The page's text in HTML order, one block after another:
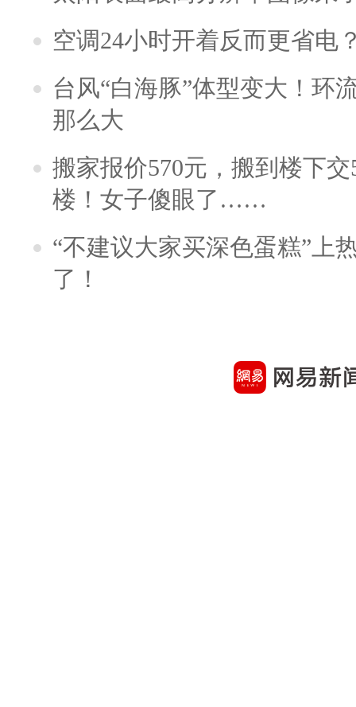
空调24小时开着反而更省电
台风“白海豚”体型变大！环
那么大
搬家报价570元，搬到楼下
楼！女子傻眼了……
“不建议大家买深色蛋糕”上
了！